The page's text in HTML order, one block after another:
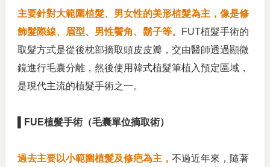
主要針對大範圍植髮、男女性的美形植髮為主，像是修
飾髮際線、眉型、男性鬢角、鬍子等。
FUT植髮手術的
取髮方式是從後枕部摘取頭皮皮瓣，交由醫師透過顯微
鏡進行毛囊分離，然後使用韓式植髮筆植入預定區域，
是現代主流的植髮手術之一。
▌FUE植髮手術（毛囊單位摘取術）
過去主要以小範圍植髮及修疤為主， 不過近年來，隨著